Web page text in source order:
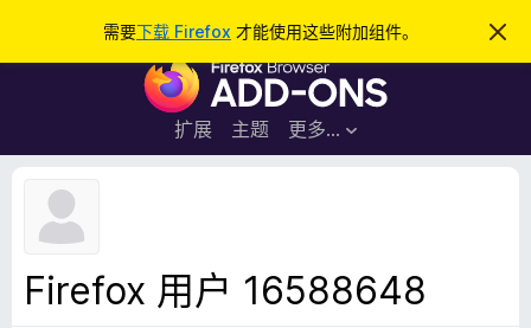
需要下载 Firefox 才能使用这些附加组件。
忽
此
F
r
e
览
扩展 主题 更多…
登录
Firefox 用户 16588648